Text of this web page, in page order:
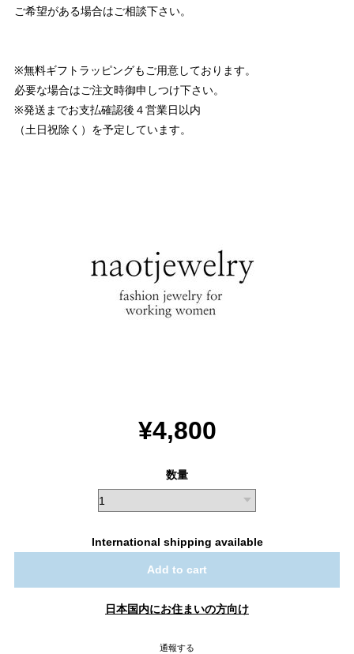
ご希望がある場合はご相談下さい。
※無料ギフトラッピングもご用意しております。
必要な場合はご注文時御申しつけ下さい。
※発送までお支払確認後４営業日以内
（土日祝除く）を予定しています。
¥4,800
数量
International shipping available
Add to cart
日本国内にお住まいの方向け
通報する